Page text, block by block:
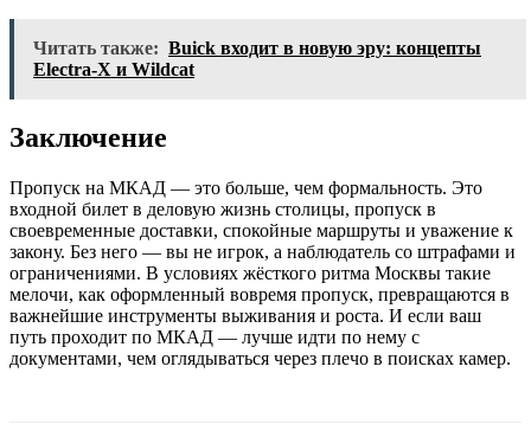
Читать также: Buick входит в новую эру: концепты
Electra-X и Wildcat
Заключение
Пропуск на МКАД — это больше, чем формальность. Это
входной билет в деловую жизнь столицы, пропуск в
своевременные доставки, спокойные маршруты и уважение к
закону. Без него — вы не игрок, а наблюдатель со штрафами и
ограничениями. В условиях жёсткого ритма Москвы такие
мелочи, как оформленный вовремя пропуск, превращаются в
важнейшие инструменты выживания и роста. И если ваш
путь проходит по МКАД — лучше идти по нему с
документами, чем оглядываться через плечо в поисках камер.